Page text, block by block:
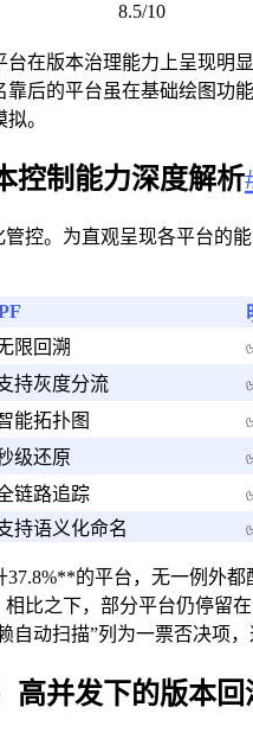
8.5/10
在版本治理能力上呈现明
后的平台虽在基础绘图功
。
控制能力深度解析
控。为直观呈现各平台的
限回溯
持灰度分流
能拓扑图
级还原
链路追踪
持语义化命名
的平台，无一例外
比之下，部分平台仍停留
自动扫描”列为一票否决项
高并发下的版本回